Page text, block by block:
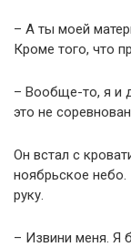
– А ты моей
Кроме того, что
– Вообще-то, я и
это не
Он встал с
ноябрьское
руку.
– Извини меня. Я